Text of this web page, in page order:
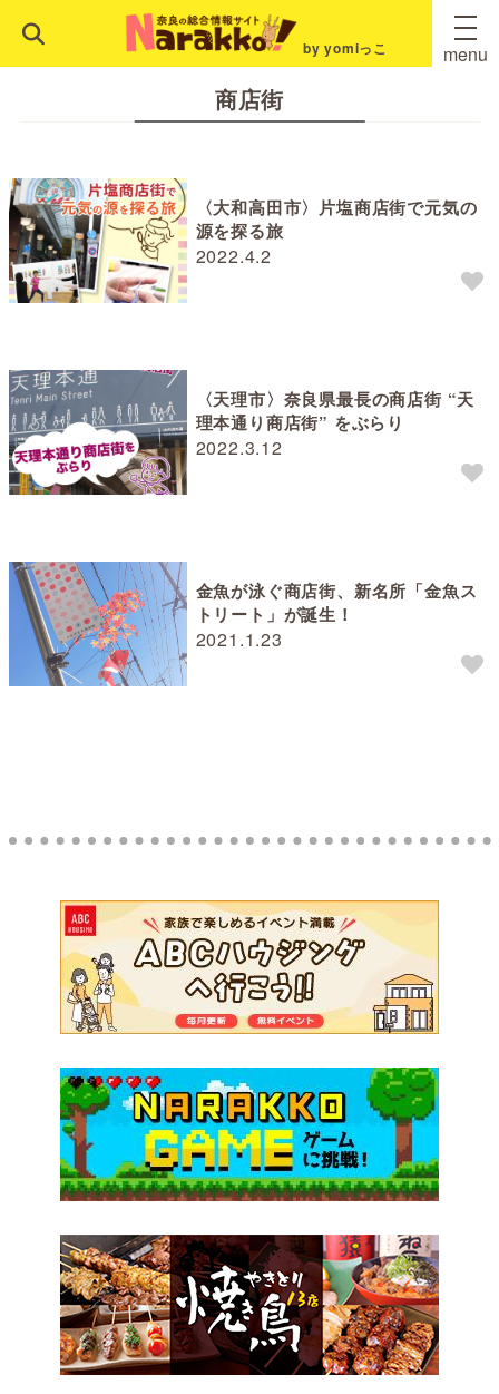
by yomiっこ menu
商店街
2022.4.2
〈大和高田市〉片塩商店街で元気の
源を探る旅
2022.3.12
〈天理市〉奈良県最長の商店街 “天
理本通り商店街” をぶらり
2021.1.23
金魚が泳ぐ商店街、新名所「金魚ス
トリート」が誕生！